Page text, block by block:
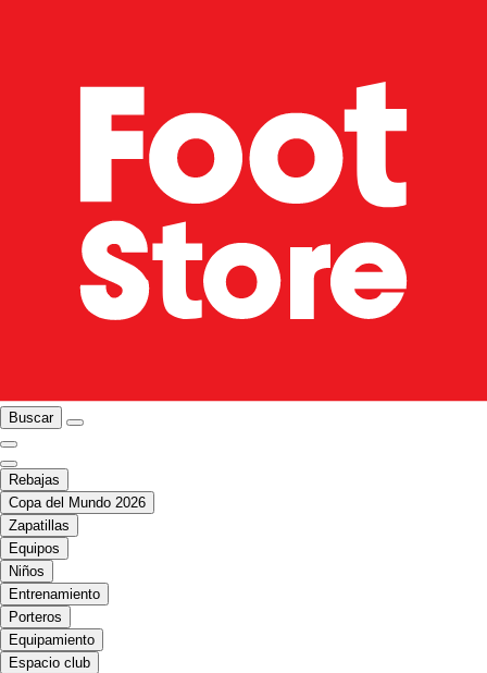
Buscar
Rebajas
Copa del Mundo 2026
Zapatillas
Equipos
Niños
Entrenamiento
Porteros
Equipamiento
Espacio club